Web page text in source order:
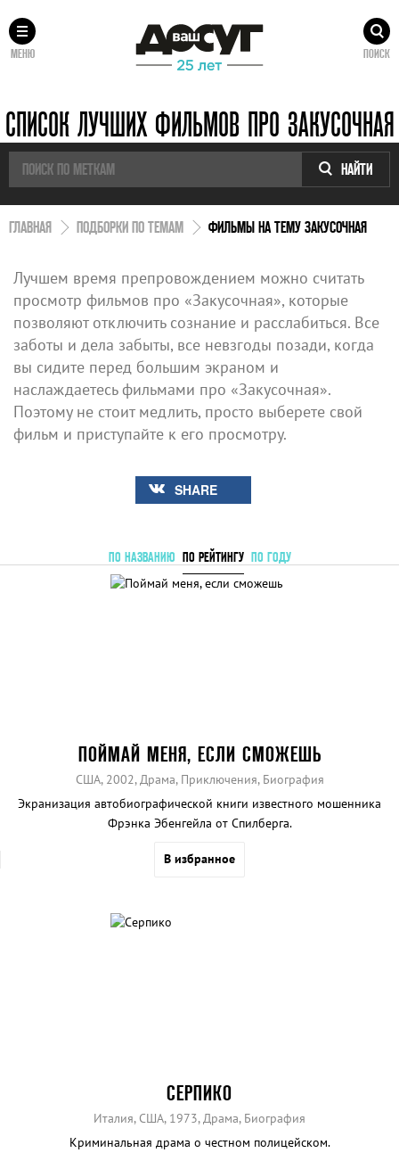
МЕНЮ ПОИСК
СПИСОК ЛУЧШИХ ФИЛЬМОВ ПРО ЗАКУСОЧНАЯ
НАЙТИ
ГЛАВНАЯ ПОДБОРКИ ПО ТЕМАМ ФИЛЬМЫ НА ТЕМУ ЗАКУСОЧНАЯ
Лучшем время препровождением можно считать
просмотр фильмов про «Закусочная», которые
позволяют отключить сознание и расслабиться. Все
заботы и дела забыты, все невзгоды позади, когда
вы сидите перед большим экраном и
наслаждаетесь фильмами про «Закусочная».
Поэтому не стоит медлить, просто выберете свой
фильм и приступайте к его просмотру.
SHARE
ПО НАЗВАНИЮ ПО РЕЙТИНГУ ПО ГОДУ
ПОЙМАЙ МЕНЯ, ЕСЛИ СМОЖЕШЬ
США, 2002, Драма, Приключения, Биография
Экранизация автобиографической книги известного мошенника
Фрэнка Эбенгейла от Спилберга.
В избранное
СЕРПИКО
Италия, США, 1973, Драма, Биография
Криминальная драма о честном полицейском.